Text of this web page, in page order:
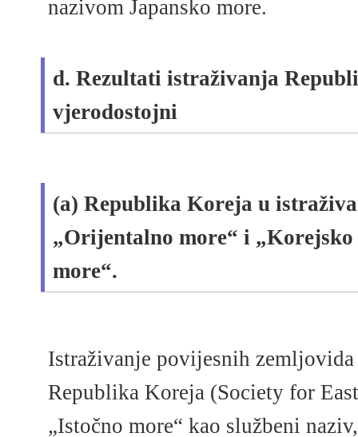
nazivom Japansko more.
d. Rezultati istraživanja
vjerodostojni
(a) Republika Koreja u
„Orijentalno more“ i „Korejsko
more“.
Istraživanje povijesnih
Republika Koreja (Society for
„Istočno more“ kao službeni